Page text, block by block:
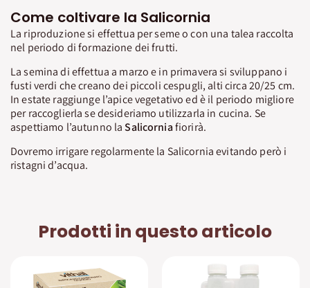
Come coltivare la Salicornia
La riproduzione si effettua per seme o con una talea raccolta
nel periodo di formazione dei frutti.
La semina di effettua a marzo e in primavera si sviluppano i
fusti verdi che creano dei piccoli cespugli, alti circa 20/25 cm.
In estate raggiunge l’apice vegetativo ed è il periodo migliore
per raccoglierla se desideriamo utilizzarla in cucina. Se
aspettiamo l’autunno laSalicorniafiorirà.
Dovremo irrigare regolarmente la Salicornia evitando però i
ristagni d’acqua.
Prodotti in questo articolo